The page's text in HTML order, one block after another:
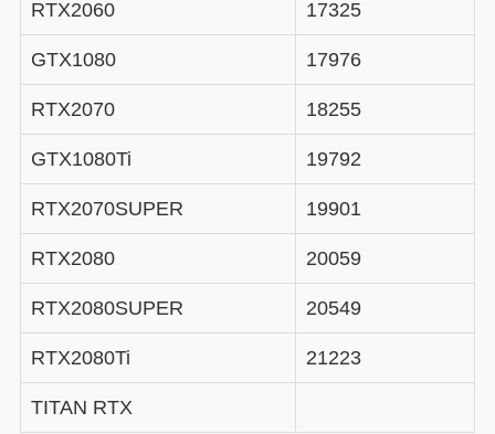
RTX2060 17325
GTX1080 17976
RTX2070 18255
GTX1080Ti 19792
RTX2070SUPER 19901
RTX2080 20059
RTX2080SUPER 20549
RTX2080Ti 21223
TITAN RTX